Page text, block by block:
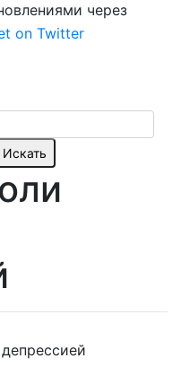
через